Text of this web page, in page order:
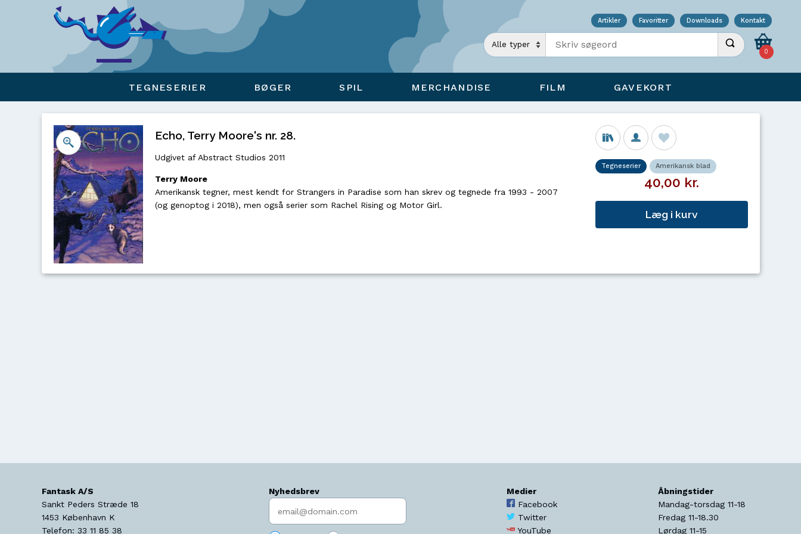
Artikler Favoritter Downloads Kontakt
Indtast søgeord Udfør søgning
0
TEGNESERIER BØGER SPIL MERCHANDISE FILM GAVEKORT
Echo, Terry Moore's nr. 28.
Udgivet af Abstract Studios 2011
Terry Moore
Amerikansk tegner, mest kendt for Strangers in Paradise som han skrev og tegnede fra 1993 - 2007
(og genoptog i 2018), men også serier som Rachel Rising og Motor Girl.
Tegneserier Amerikansk blad
40,00 kr.
Læg i kurv
Fantask A/S
Sankt Peders Stræde 18
1453 København K
Telefon: 33 11 85 38
Nyhedsbrev
Indtast søgeord
Medier
Facebook
Twitter
YouTube
Åbningstider
Mandag-torsdag 11-18
Fredag 11-18.30
Lørdag 11-15
Viser overlay for indkøbskurv